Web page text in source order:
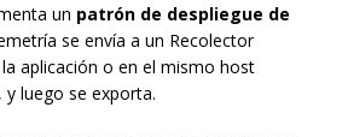
un patrón de despliegue de
se envía a un Recolector
aplicación o en el mismo host
luego se exporta.